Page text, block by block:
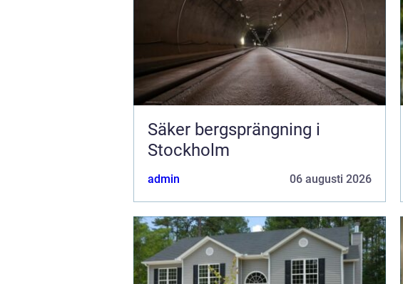
Säker bergsprängning i
Stockholm
admin 06 augusti 2026